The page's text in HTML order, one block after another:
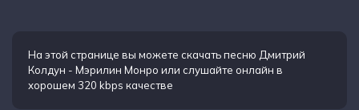
На этой странице вы можете скачать песню Дмитрий
Колдун - Мэрилин Монро или слушайте онлайн в
хорошем 320 kbps качестве